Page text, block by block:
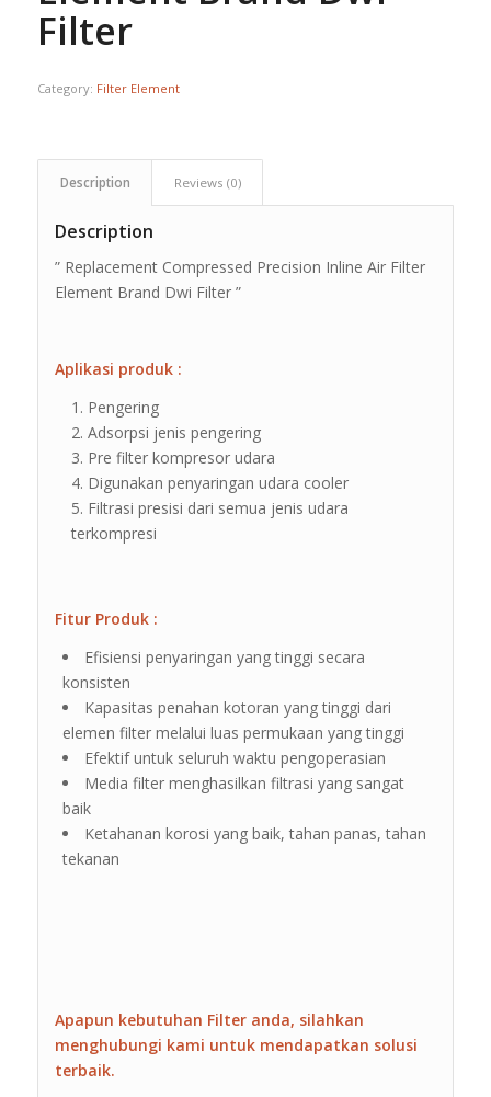
Filter
Category: Filter Element
Description Reviews (0)
Description
” Replacement Compressed Precision Inline Air Filter
Element Brand Dwi Filter ”
Aplikasi produk :
Pengering
Adsorpsi jenis pengering
Pre filter kompresor udara
Digunakan penyaringan udara cooler
Filtrasi presisi dari semua jenis udara
terkompresi
Fitur Produk :
Efisiensi penyaringan yang tinggi secara
konsisten
Kapasitas penahan kotoran yang tinggi dari
elemen filter melalui luas permukaan yang tinggi
Efektif untuk seluruh waktu pengoperasian
Media filter menghasilkan filtrasi yang sangat
baik
Ketahanan korosi yang baik, tahan panas, tahan
tekanan
Apapun kebutuhan Filter anda, silahkan
menghubungi kami untuk mendapatkan solusi
terbaik.